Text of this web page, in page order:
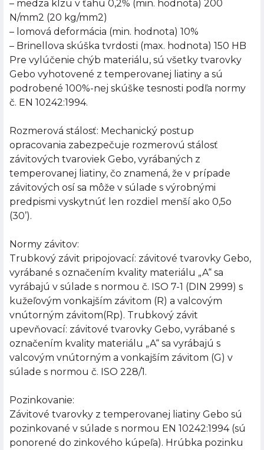
– medza klzu v ťahu 0,2% (min. hodnota) 200
N/mm2 (20 kg/mm2)
– lomová deformácia (min. hodnota) 10%
– Brinellova skúška tvrdosti (max. hodnota) 150 HB
Pre vylúčenie chýb materiálu, sú všetky tvarovky
Gebo vyhotovené z temperovanej liatiny a sú
podrobené 100%-nej skúške tesnosti podľa normy
č. EN 10242:1994.
Rozmerová stálosť: Mechanický postup
opracovania zabezpečuje rozmerovú stálosť
závitových tvaroviek Gebo, vyrábaných z
temperovanej liatiny, čo znamená, že v prípade
závitových osí sa môže v súlade s výrobnými
predpismi vyskytnúť len rozdiel menší ako 0,5o
(30’).
Normy závitov:
Trubkový závit pripojovací: závitové tvarovky Gebo,
vyrábané s označením kvality materiálu „A“ sa
vyrábajú v súlade s normou č. ISO 7-1 (DIN 2999) s
kužeľovým vonkajším závitom (R) a valcovým
vnútorným závitom(Rp). Trubkový závit
upevňovací: závitové tvarovky Gebo, vyrábané s
označením kvality materiálu „A“ sa vyrábajú s
valcovým vnútorným a vonkajším závitom (G) v
súlade s normou č. ISO 228/1.
Pozinkovanie:
Závitové tvarovky z temperovanej liatiny Gebo sú
pozinkované v súlade s normou EN 10242:1994 (sú
ponorené do zinkového kúpeľa). Hrúbka pozinku